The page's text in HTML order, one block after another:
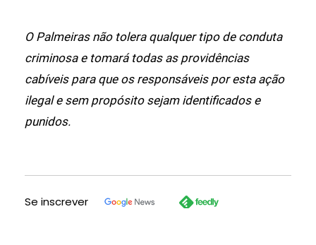
O Palmeiras não tolera qualquer tipo de conduta
criminosa e tomará todas as providências
cabíveis para que os responsáveis por esta ação
ilegal e sem propósito sejam identificados e
punidos.
Se inscrever